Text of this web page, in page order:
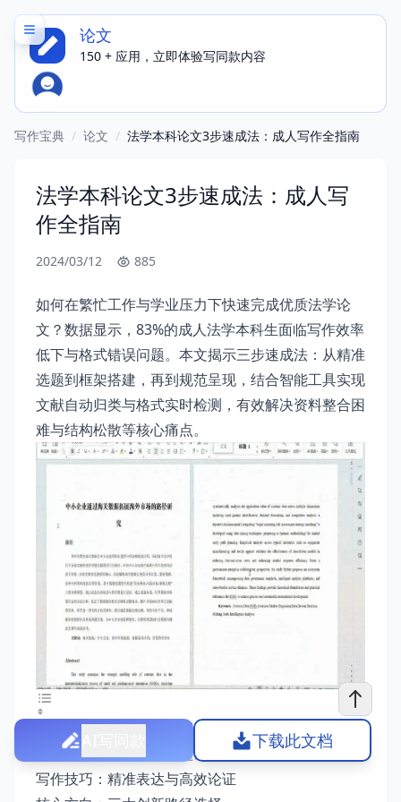
论文
150 + 应用，立即体验写同款内容
写作宝典 / 论文 / 法学本科论文3步速成法：成人写作全指南
法学本科论文3步速成法：成人写
作全指南
2024/03/12 885
如何在繁忙工作与学业压力下快速完成优质法学论
文？数据显示，83%的成人法学本科生面临写作效率
低下与格式错误问题。本文揭示三步速成法：从精准
选题到框架搭建，再到规范呈现，结合智能工具实现
文献自动归类与格式实时检测，有效解决资料整合困
难与结构松散等核心痛点。
关于成人法学本科论文写作全攻略的写作指南
写作思路：三步构建完整论文框架
写作技巧：精准表达与高效论证
下载此文档